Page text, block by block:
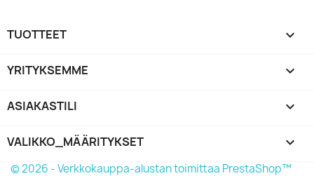
TUOTTEET 
YRITYKSEMME 
ASIAKASTILI 
VALIKKO_MÄÄRITYKSET keyboard_arrow_down
© 2026 - Verkkokauppa-alustan toimittaa PrestaShop™